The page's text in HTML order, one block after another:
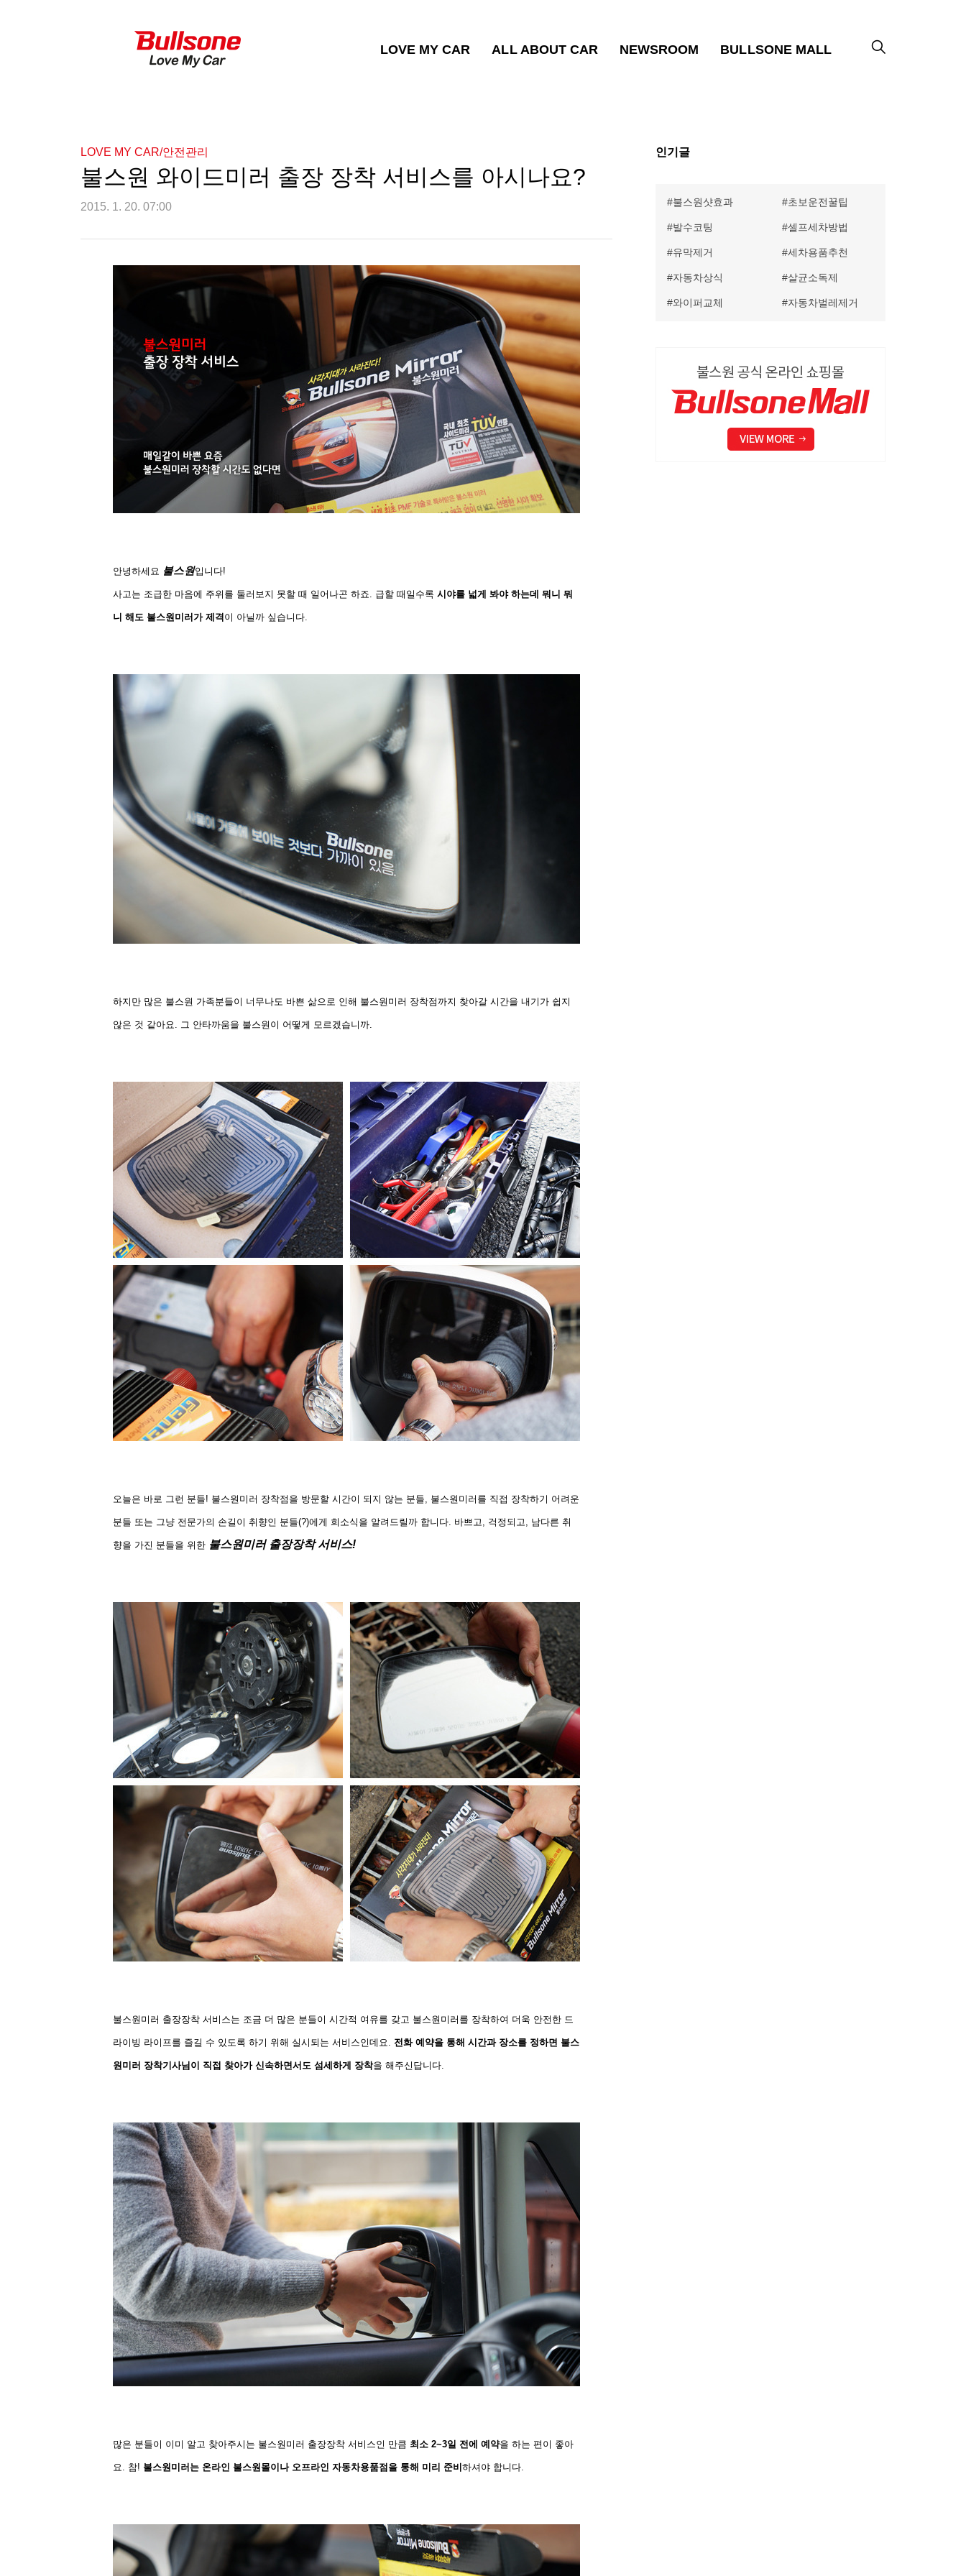
LOVE MY CAR ALL ABOUT CAR NEWSROOM BULLSONE MALL
LOVE MY CAR/안전관리
불스원 와이드미러 출장 장착 서비스를 아시나요?
2015. 1. 20. 07:00
안녕하세요 불스원입니다!
사고는 조급한 마음에 주위를 둘러보지 못할 때 일어나곤 하죠. 급할 때일수록 시야를 넓게 봐야 하는데 뭐니 뭐
니 해도 불스원미러가 제격 이 아닐까 싶습니다.
하지만 많은 불스원 가족분들이 너무나도 바쁜 삶으로 인해 불스원미러 장착점까지 찾아갈 시간을 내기가 쉽지
않은 것 같아요. 그 안타까움을 불스원이 어떻게 모르겠습니까.
오늘은 바로 그런 분들! 불스원미러 장착점을 방문할 시간이 되지 않는 분들, 불스원미러를 직접 장착하기 어려운
분들 또는 그냥 전문가의 손길이 취향인 분들(?)에게 희소식을 알려드릴까 합니다. 바쁘고, 걱정되고, 남다른 취
향을 가진 분들을 위한 불스원미러 출장장착 서비스!
불스원미러 출장장착 서비스는 조금 더 많은 분들이 시간적 여유를 갖고 불스원미러를 장착하여 더욱 안전한 드
라이빙 라이프를 즐길 수 있도록 하기 위해 실시되는 서비스인데요. 전화 예약을 통해 시간과 장소를 정하면 불스
원미러 장착기사님이 직접 찾아가 신속하면서도 섬세하게 장착을 해주신답니다.
많은 분들이 이미 알고 찾아주시는 불스원미러 출장장착 서비스인 만큼 최소 2~3일 전에 예약을 하는 편이 좋아
요. 참! 불스원미러는 온라인 불스원몰이나 오프라인 자동차용품점을 통해 미리 준비 하셔 야 합니다.
인기글
불스원샷효과 초보운전꿀팁
발수코팅 셀프세차방법
유막제거 세차용품추천
자동차상식 살균소독제
와이퍼교체 자동차벌레제거